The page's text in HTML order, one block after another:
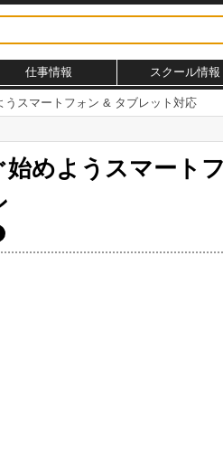
仕事情報 スクール情報
うスマートフォン & タブレット対応
始めようスマート